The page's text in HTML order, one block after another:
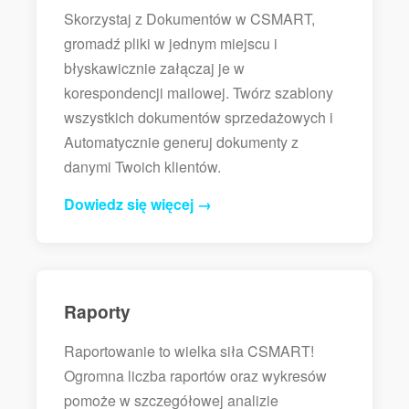
Skorzystaj z Dokumentów w CSMART,
gromadź pliki w jednym miejscu i
błyskawicznie załączaj je w
korespondencji mailowej. Twórz szablony
wszystkich dokumentów sprzedażowych i
Automatycznie generuj dokumenty z
danymi Twoich klientów.
Dowiedz się więcej →
Raporty
Raportowanie to wielka siła CSMART!
Ogromna liczba raportów oraz wykresów
pomoże w szczegółowej analizie